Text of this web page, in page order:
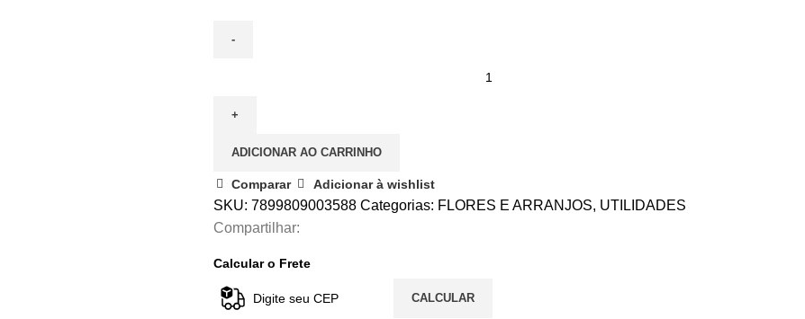
ADICIONAR AO CARRINHO
Comparar Adicionar à wishlist
SKU: 7899809003588 Categorias: FLORES E ARRANJOS, UTILIDADES
Compartilhar:
Calcular o Frete
CALCULAR